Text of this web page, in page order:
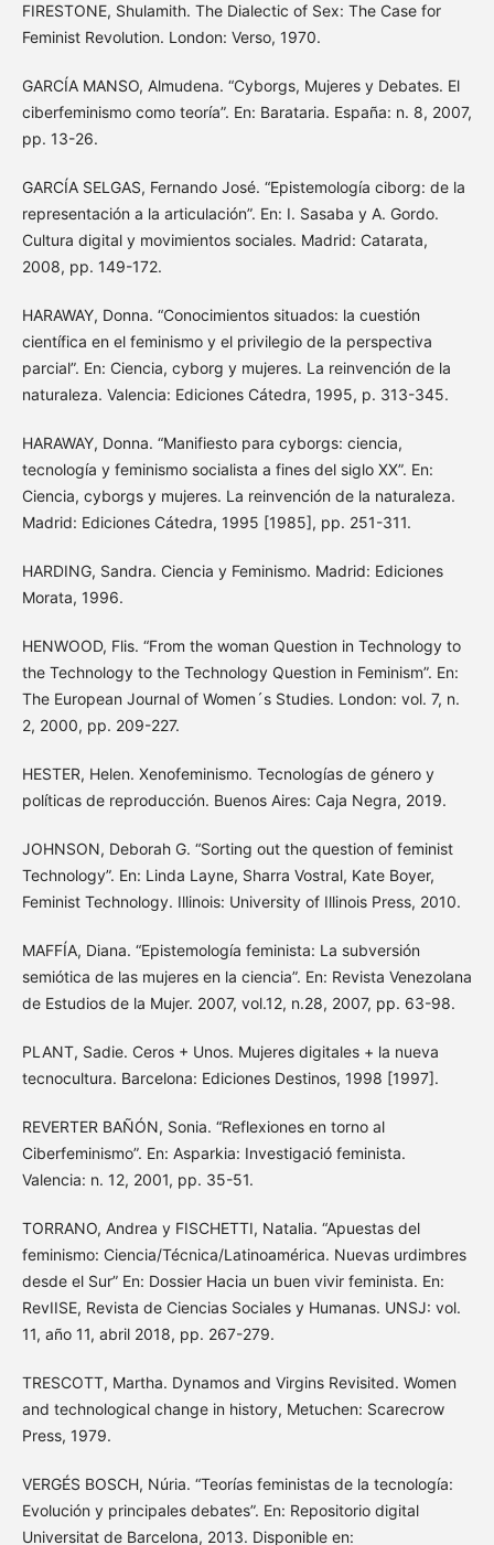
FIRESTONE, Shulamith. The Dialectic of Sex: The Case for
Feminist Revolution. London: Verso, 1970.
GARCÍA MANSO, Almudena. “Cyborgs, Mujeres y Debates. El
ciberfeminismo como teoría”. En: Barataria. España: n. 8, 2007,
pp. 13-26.
GARCÍA SELGAS, Fernando José. “Epistemología ciborg: de la
representación a la articulación”. En: I. Sasaba y A. Gordo.
Cultura digital y movimientos sociales. Madrid: Catarata,
2008, pp. 149-172.
HARAWAY, Donna. “Conocimientos situados: la cuestión
científica en el feminismo y el privilegio de la perspectiva
parcial”. En: Ciencia, cyborg y mujeres. La reinvención de la
naturaleza. Valencia: Ediciones Cátedra, 1995, p. 313-345.
HARAWAY, Donna. “Manifiesto para cyborgs: ciencia,
tecnología y feminismo socialista a fines del siglo XX”. En:
Ciencia, cyborgs y mujeres. La reinvención de la naturaleza.
Madrid: Ediciones Cátedra, 1995 [1985], pp. 251-311.
HARDING, Sandra. Ciencia y Feminismo. Madrid: Ediciones
Morata, 1996.
HENWOOD, Flis. “From the woman Question in Technology to
the Technology to the Technology Question in Feminism”. En:
The European Journal of Women´s Studies. London: vol. 7, n.
2, 2000, pp. 209-227.
HESTER, Helen. Xenofeminismo. Tecnologías de género y
políticas de reproducción. Buenos Aires: Caja Negra, 2019.
JOHNSON, Deborah G. “Sorting out the question of feminist
Technology”. En: Linda Layne, Sharra Vostral, Kate Boyer,
Feminist Technology. Illinois: University of Illinois Press, 2010.
MAFFÍA, Diana. “Epistemología feminista: La subversión
semiótica de las mujeres en la ciencia”. En: Revista Venezolana
de Estudios de la Mujer. 2007, vol.12, n.28, 2007, pp. 63-98.
PLANT, Sadie. Ceros + Unos. Mujeres digitales + la nueva
tecnocultura. Barcelona: Ediciones Destinos, 1998 [1997].
REVERTER BAÑÓN, Sonia. “Reflexiones en torno al
Ciberfeminismo”. En: Asparkia: Investigació feminista.
Valencia: n. 12, 2001, pp. 35-51.
TORRANO, Andrea y FISCHETTI, Natalia. “Apuestas del
feminismo: Ciencia/Técnica/Latinoamérica. Nuevas urdimbres
desde el Sur” En: Dossier Hacia un buen vivir feminista. En:
RevIISE, Revista de Ciencias Sociales y Humanas. UNSJ: vol.
11, año 11, abril 2018, pp. 267-279.
TRESCOTT, Martha. Dynamos and Virgins Revisited. Women
and technological change in history, Metuchen: Scarecrow
Press, 1979.
VERGÉS BOSCH, Núria. “Teorías feministas de la tecnología:
Evolución y principales debates”. En: Repositorio digital
Universitat de Barcelona, 2013. Disponible en: